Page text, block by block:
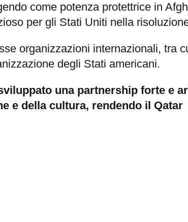
come potenza protettrice in
per gli Stati Uniti nella
organizzazioni internazionali, tra
degli Stati americani.
una partnership forte e
e della cultura, rendendo il